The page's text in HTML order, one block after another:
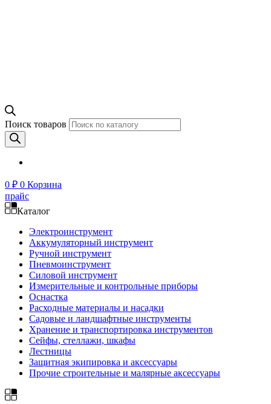
Поиск товаров
0 ₽ 0 Корзина
прайс
Каталог
Электроинструмент
Аккумуляторный инструмент
Ручной инструмент
Пневмоинструмент
Силовой инструмент
Измерительные и контрольные приборы
Оснастка
Расходные материалы и насадки
Садовые и ландшафтные инструменты
Хранение и транспортировка инструментов
Сейфы, стеллажи, шкафы
Лестницы
Защитная экипировка и аксессуары
Прочие строительные и малярные аксессуары